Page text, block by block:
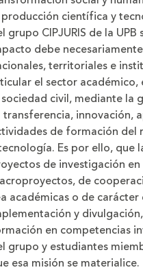
científica y
grupo CIPJURIS de la
debe
territoriales e
el sector
civil, mediante la
transferencia, innovación,
de formación del
Es por ello, que
de investigación
de
académicas o de
y
en competencias
grupo y estudiantes
esa misión se materialice.